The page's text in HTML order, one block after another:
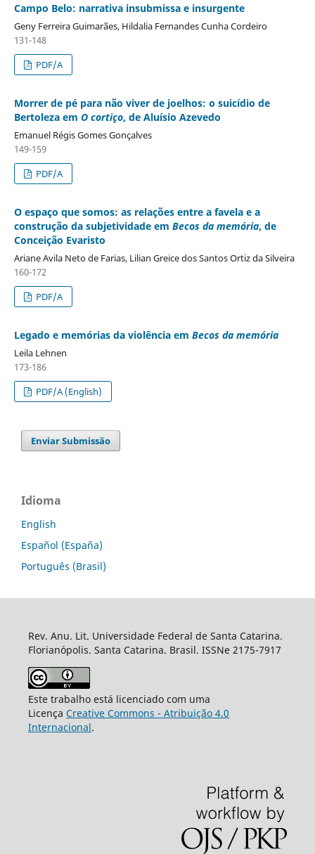
Campo Belo: narrativa insubmissa e insurgente
Geny Ferreira Guimarães, Hildalia Fernandes Cunha Cordeiro
131-148
PDF/A
Morrer de pé para não viver de joelhos: o suicídio de
Bertoleza em O cortiço, de Aluísio Azevedo
Emanuel Régis Gomes Gonçalves
149-159
PDF/A
O espaço que somos: as relações entre a favela e a
construção da subjetividade em Becos da memória, de
Conceição Evaristo
Ariane Avila Neto de Farias, Lilian Greice dos Santos Ortiz da Silveira
160-172
PDF/A
Legado e memórias da violência em Becos da memória
Leila Lehnen
173-186
PDF/A (English)
Enviar Submissão
Idioma
English
Español (España)
Português (Brasil)
Rev. Anu. Lit. Universidade Federal de Santa Catarina.
Florianópolis. Santa Catarina. Brasil. ISSNe 2175-7917
Este trabalho está licenciado com uma
Licença Creative Commons - Atribuição 4.0
Internacional.